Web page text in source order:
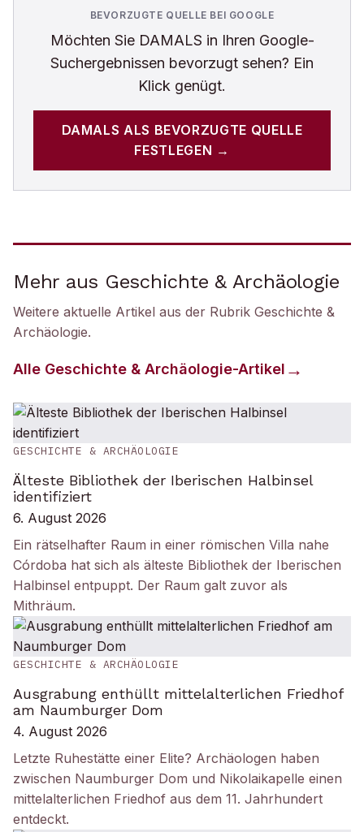
BEVORZUGTE QUELLE BEI GOOGLE
Möchten Sie DAMALS in Ihren Google-
Suchergebnissen bevorzugt sehen? Ein
Klick genügt.
DAMALS ALS BEVORZUGTE QUELLE
FESTLEGEN →
Mehr aus Geschichte & Archäologie
Weitere aktuelle Artikel aus der Rubrik Geschichte &
Archäologie.
Alle Geschichte & Archäologie-Artikel
GESCHICHTE & ARCHÄOLOGIE
Älteste Bibliothek der Iberischen Halbinsel
identifiziert
6. August 2026
Ein rätselhafter Raum in einer römischen Villa nahe
Córdoba hat sich als älteste Bibliothek der Iberischen
Halbinsel entpuppt. Der Raum galt zuvor als
Mithräum.
GESCHICHTE & ARCHÄOLOGIE
Ausgrabung enthüllt mittelalterlichen Friedhof
am Naumburger Dom
4. August 2026
Letzte Ruhestätte einer Elite? Archäologen haben
zwischen Naumburger Dom und Nikolaikapelle einen
mittelalterlichen Friedhof aus dem 11. Jahrhundert
entdeckt.